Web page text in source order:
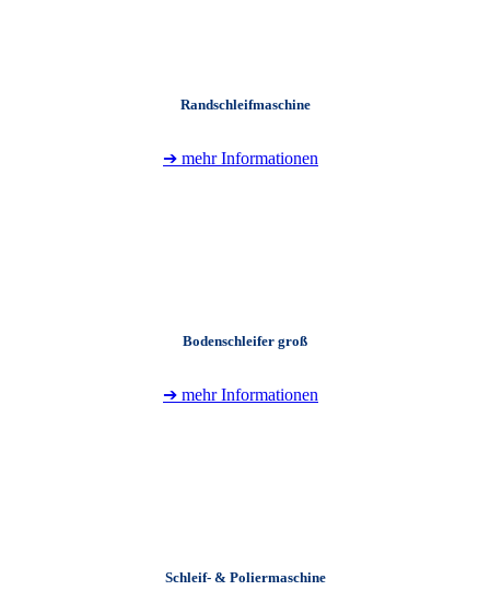
Randschleifmaschine
➔ mehr Informationen
Bodenschleifer groß
➔ mehr Informationen
Schleif- & Poliermaschine